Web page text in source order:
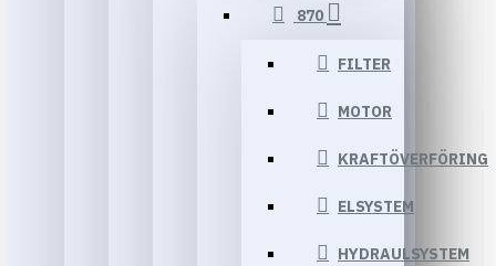
870
FILTER
MOTOR
KRAFTÖVERFÖRING
ELSYSTEM
HYDRAULSYSTEM